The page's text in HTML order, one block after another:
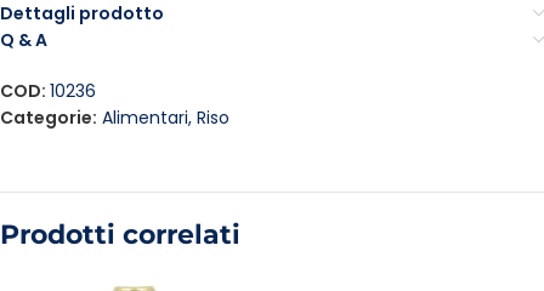
Dettagli prodotto
Q & A
COD: 10236
Categorie: Alimentari, Riso
Prodotti correlati